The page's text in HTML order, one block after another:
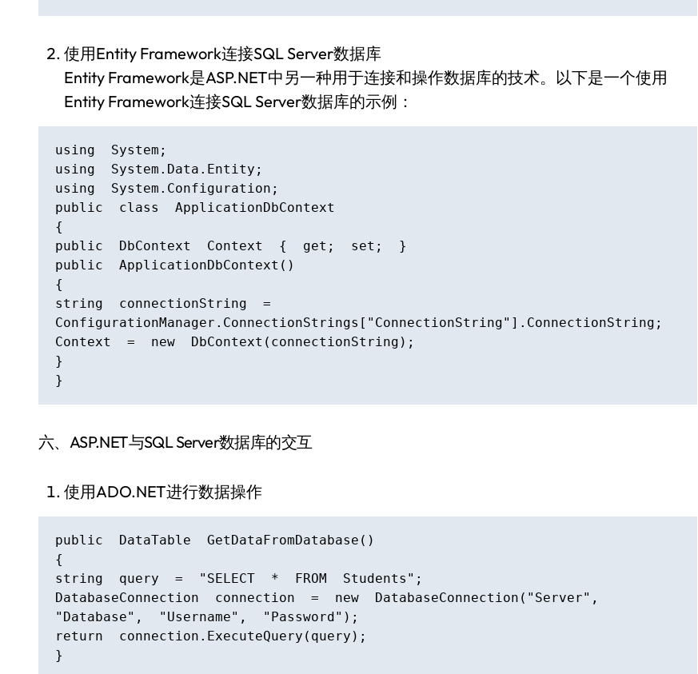
使用Entity Framework连接SQL Server数据库
Entity Framework是ASP.NET中另一种用于连接和操作数据库的技术。以下是一个使用
Entity Framework连接SQL Server数据库的示例：
using  System;
using  System.Data.Entity;
using  System.Configuration;
public  class  ApplicationDbContext
{
public  DbContext  Context  {  get;  set;  }
public  ApplicationDbContext()
{
string  connectionString  =
ConfigurationManager.ConnectionStrings["ConnectionString"].ConnectionString;
Context  =  new  DbContext(connectionString);
}
}
六、ASP.NET与SQL Server数据库的交互
使用ADO.NET进行数据操作
public  DataTable  GetDataFromDatabase()
{
string  query  =  "SELECT  *  FROM  Students";
DatabaseConnection  connection  =  new  DatabaseConnection("Server",
"Database",  "Username",  "Password");
return  connection.ExecuteQuery(query);
}